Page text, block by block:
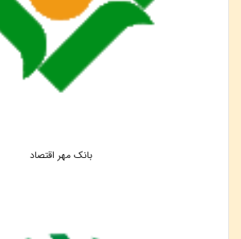
بانک مهر اقتصاد